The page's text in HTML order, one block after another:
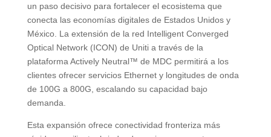
un paso decisivo para fortalecer el ecosistema que
conecta las economías digitales de Estados Unidos y
México. La extensión de la red Intelligent Converged
Optical Network (ICON) de Uniti a través de la
plataforma Actively Neutral™ de MDC permitirá a los
clientes ofrecer servicios Ethernet y longitudes de onda
de 100G a 800G, escalando su capacidad bajo
demanda.
Esta expansión ofrece conectividad fronteriza más